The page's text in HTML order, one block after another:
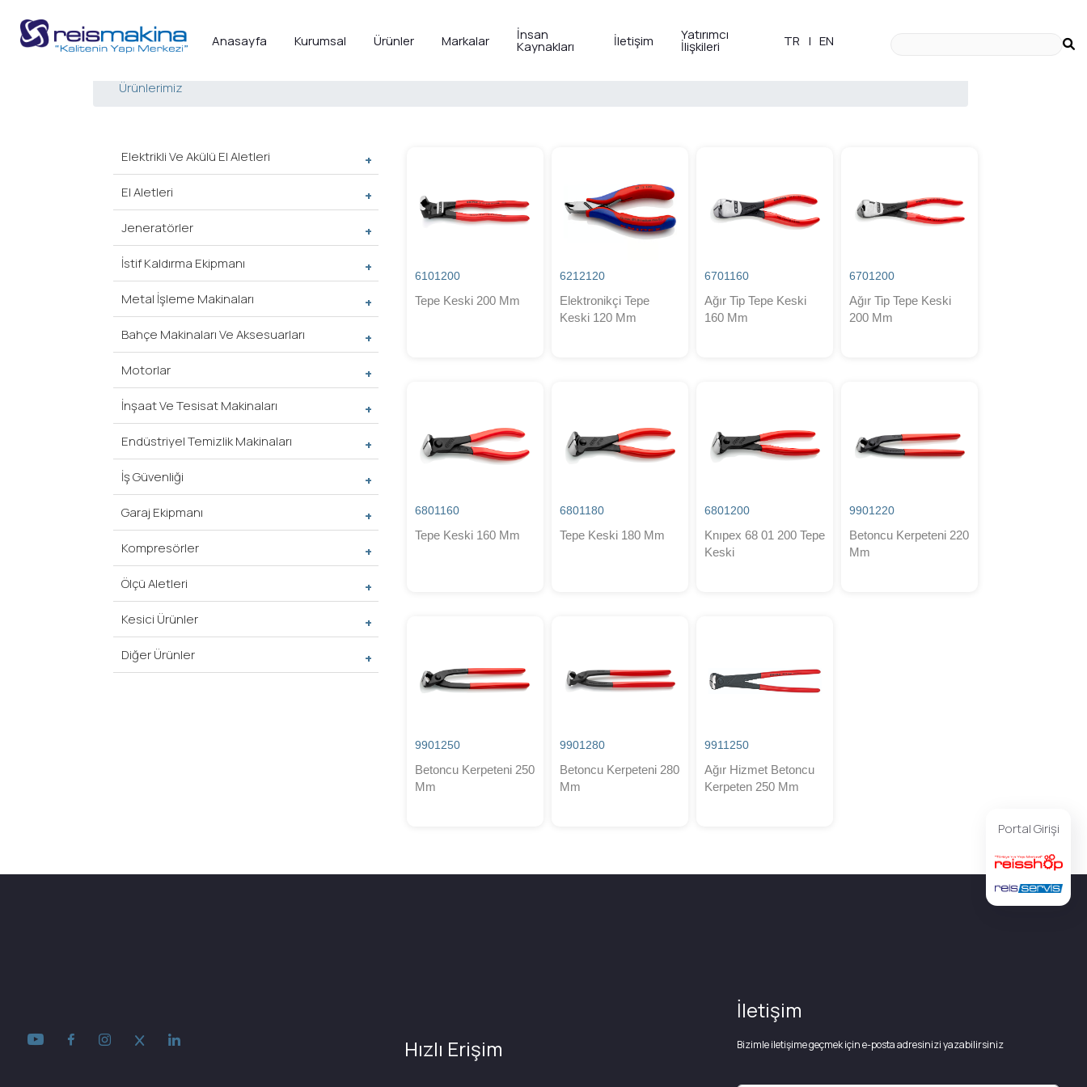
Anasayfa Kurumsal Ürünler Markalar İnsan
Kaynakları İletişim Yatırımcı
İlişkileri TR | EN
Ürünlerimiz
Elektrikli Ve Akülü El Aletleri
El Aletleri
Jeneratörler
İstif Kaldırma Ekipmanı
Metal İşleme Makinaları
Bahçe Makinaları Ve Aksesuarları
Motorlar
İnşaat Ve Tesisat Makinaları
Endüstriyel Temizlik Makinaları
İş Güvenliği
Garaj Ekipmanı
Kompresörler
Ölçü Aletleri
Kesici Ürünler
Diğer Ürünler
6101200
Tepe Keski 200 Mm
6212120
Elektronikçi Tepe
Keski 120 Mm
6701160
Ağır Tip Tepe Keski
160 Mm
6701200
Ağır Tip Tepe Keski
200 Mm
6801160
Tepe Keski 160 Mm
6801180
Tepe Keski 180 Mm
6801200
Knıpex 68 01 200 Tepe
Keski
9901220
Betoncu Kerpeteni 220
Mm
9901250
Betoncu Kerpeteni 250
Mm
9901280
Betoncu Kerpeteni 280
Mm
9911250
Ağır Hizmet Betoncu
Kerpeten 250 Mm
Portal Girişi
Hızlı Erişim
İletişim
Bizimle iletişime geçmek için e-posta adresinizi yazabilirsiniz